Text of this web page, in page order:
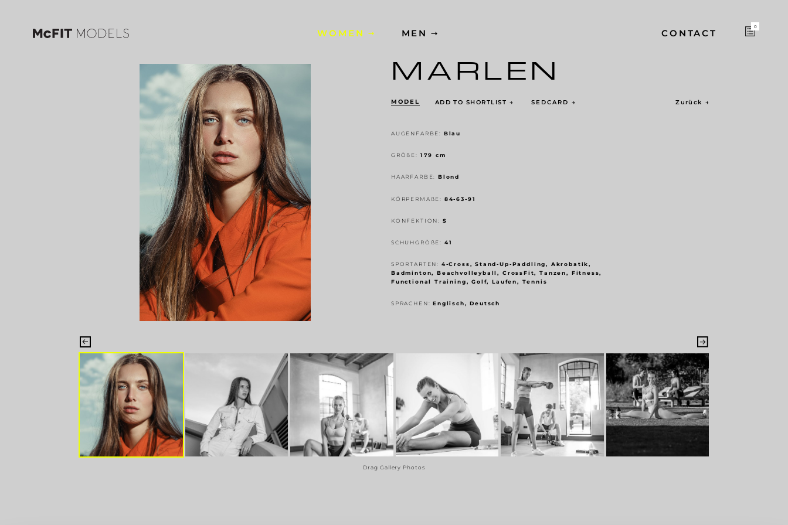
WOMEN MEN CONTACT
0
MARLEN
MODEL ADD TO SHORTLIST → SEDCARD → Zurück →
AUGENFARBE: Blau
GRÖ ß E: 179 cm
HAARFARBE:Blond
KÖRPERMA ßE: 84-63-91
KONFEKTION: S
SCHUHGRÖ ßE: 41
SPORTARTEN: 4-Cross, Stand-Up-Paddling, Akrobatik,
Badminton, Beachvolleyball, CrossFit, Tanzen, Fitness,
Functional Training, Golf, Laufen, Tennis
SPRACHEN:Englisch, Deutsch
Drag Gallery Photos